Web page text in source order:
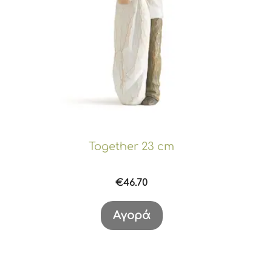
Together 23 cm
€46.70
Αγορά